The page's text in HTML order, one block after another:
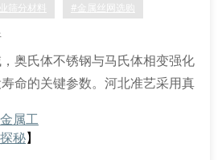
筛分材料 #金属丝网选购
奥氏体不锈钢与马氏体相变强化
命的关键参数。河北准艺采用真
较常规材料降低47%，特别适
。
金属工
秘】